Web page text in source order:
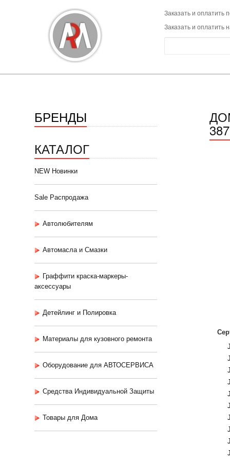
Заказать и оплатить
Заказать и оплатить
БРЕНДЫ
КАТАЛОГ
NEW Новинки
Sale Распродажа
Автолюбителям
Автомасла и Смазки
Граффити краска-маркеры-
аксессуары
Детейлинг и Полировка
Материалы для кузовного ремонта
Оборудование для АВТОСЕРВИСА
Средства Индивидуальной Защиты
Товары для Дома